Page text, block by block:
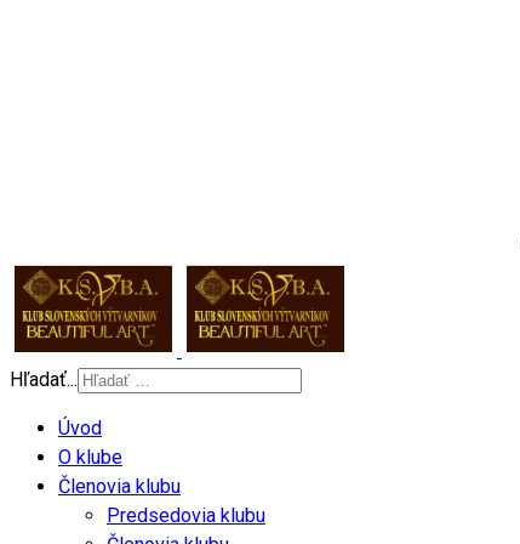
Hľadať...
Úvod
O klube
Členovia klubu
Predsedovia klubu